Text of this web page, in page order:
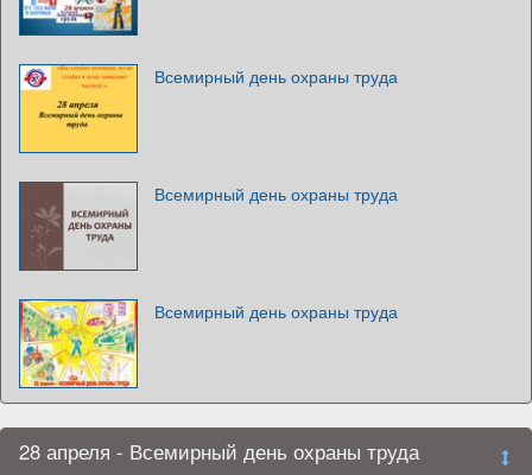
Всемирный день охраны труда
Всемирный день охраны труда
Всемирный день охраны труда
28 апреля - Всемирный день охраны труда